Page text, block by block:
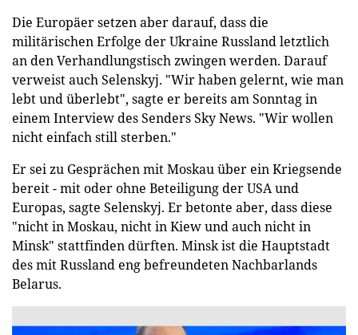
Die Europäer setzen aber darauf, dass die
militärischen Erfolge der Ukraine Russland letztlich
an den Verhandlungstisch zwingen werden. Darauf
verweist auch Selenskyj. "Wir haben gelernt, wie man
lebt und überlebt", sagte er bereits am Sonntag in
einem Interview des Senders Sky News. "Wir wollen
nicht einfach still sterben."
Er sei zu Gesprächen mit Moskau über ein Kriegsende
bereit - mit oder ohne Beteiligung der USA und
Europas, sagte Selenskyj. Er betonte aber, dass diese
"nicht in Moskau, nicht in Kiew und auch nicht in
Minsk" stattfinden dürften. Minsk ist die Hauptstadt
des mit Russland eng befreundeten Nachbarlands
Belarus.